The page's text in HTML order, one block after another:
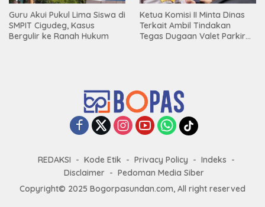
Guru Akui Pukul Lima Siswa di
SMPIT Cigudeg, Kasus
Bergulir ke Ranah Hukum
Ketua Komisi II Minta Dinas
Terkait Ambil Tindakan
Tegas Dugaan Valet Parkir
REDAKSI Kode Etik Privacy Policy
Indeks
Disclaimer
Pedoman Media Siber
Copyright© 2025 Bogorpasundan.com, All right reserved